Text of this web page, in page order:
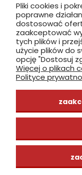
Pliki cookies i
poprawne
dostosować
zaakceptować
tych plików i
użycie plików do
opcję "Dostosuj
Więcej o plikach
Polityce